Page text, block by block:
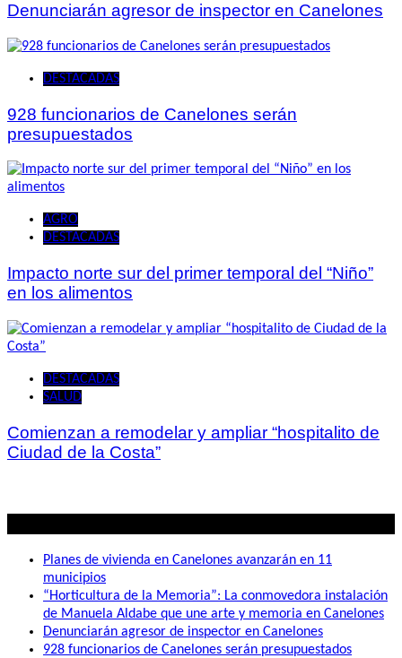
Denunciarán agresor de inspector en Canelones
DESTACADAS
928 funcionarios de Canelones serán
presupuestados
AGRO
DESTACADAS
Impacto norte sur del primer temporal del “Niño”
en los alimentos
DESTACADAS
SALUD
Comienzan a remodelar y ampliar “hospitalito de
Ciudad de la Costa”
Planes de vivienda en Canelones avanzarán en 11
municipios
“Horticultura de la Memoria”: La conmovedora instalación
de Manuela Aldabe que une arte y memoria en Canelones
Denunciarán agresor de inspector en Canelones
928 funcionarios de Canelones serán presupuestados